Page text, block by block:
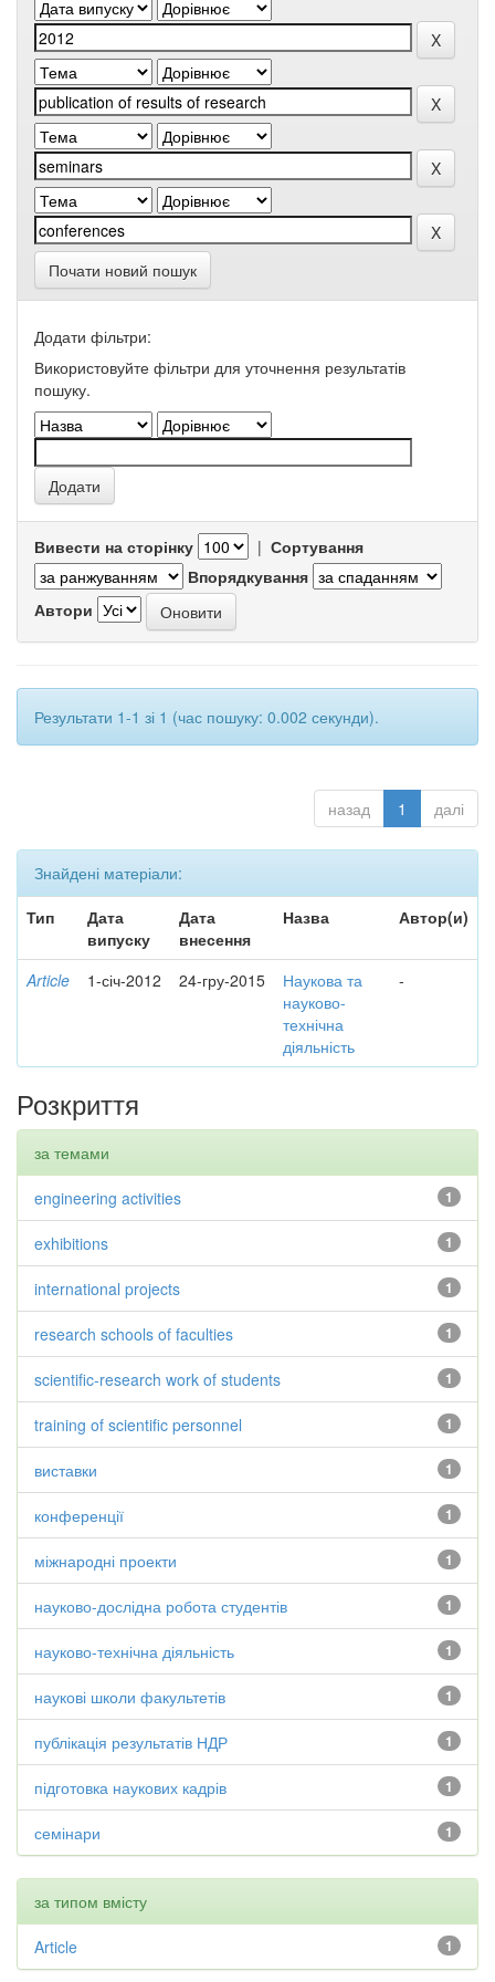
Почати новий пошук
Додати фільтри:
Використовуйте фільтри для уточнення результатів
пошуку.
Вивести на сторінку | Сортування
Впорядкування
Автори
Результати 1-1 зі 1 (час пошуку: 0.002 секунди).
назад 1 далі
Знайдені матеріали:
Тип
Дата
випуску
Дата
внесення
Назва Автор(и)
Article 1-січ-2012 24-гру-2015
Наукова та
науково-
технічна
діяльність
-
Розкриття
за темами
1
engineering activities
1
exhibitions
1
international projects
1
research schools of faculties
1
scientific-research work of students
1
training of scientific personnel
1
виставки
1
конференції
1
міжнародні проекти
1
науково-дослідна робота студентів
1
науково-технічна діяльність
1
наукові школи факультетів
1
публікація результатів НДР
1
підготовка наукових кадрів
1
семінари
за типом вмісту
1
Article